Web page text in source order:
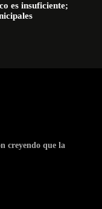
es insuficiente;
creyendo que la